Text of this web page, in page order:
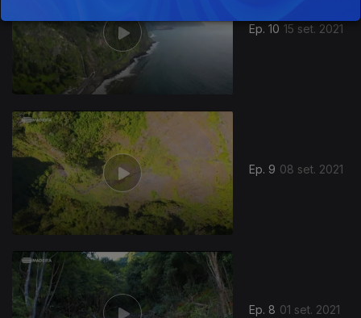
Ep. 10 15 set. 2021
Ep. 9 08 set. 2021
Ep. 8 01 set. 2021